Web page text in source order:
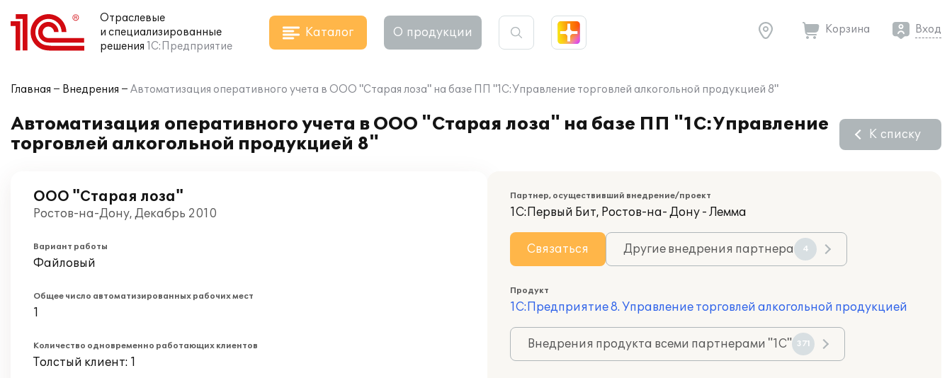
Отраслевые
и специализированные
решения 1С:Предприятие
Каталог О продукции Корзина Вход
Главная Внедрения Автоматизация оперативного учета в ООО "Старая лоза" на базе ПП "1С:Управление торговлей алкогольной продукцией 8"
Автоматизация оперативного учета в ООО "Старая лоза" на базе ПП "1С:Управление
торговлей алкогольной продукцией 8"
К списку
ООО "Старая лоза"
Ростов-на-Дону, Декабрь 2010
Вариант работы
Файловый
Общее число автоматизированных рабочих мест
1
Количество одновременно работающих клиентов
Толстый клиент: 1
Партнер, осуществивший внедрение/проект
1С:Первый Бит, Ростов-на- Дону - Лемма
Связаться Другие внедрения партнера 4
Продукт
1С:Предприятие 8. Управление торговлей алкогольной продукцией
Внедрения продукта всеми партнерами "1С" 371